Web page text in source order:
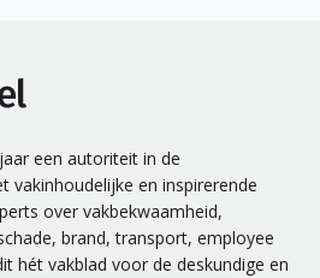
een autoriteit in de
vakinhoudelijke en inspirerende
over vakbekwaamheid,
brand, transport, employee
hét vakblad voor de deskundige en